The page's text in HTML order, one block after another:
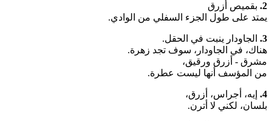
2. بقميص أزرق
يمتد على طول الجزء السفلي من الوادي.
3.
الجاودار ينبت في الحقل.
هناك، في الجاودار، سوف تجد زهرة.
مشرق - أزرق ورقيق،
من المؤسف أنها ليست عطرة.
4.
إيه، أجراس، أزرق،
بلسان، لكني لا أترن.